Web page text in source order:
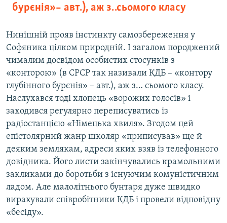
бурєнія» – авт.), аж з… сьомого класу
Нинішній прояв інстинкту самозбереження у
Софяника цілком природній. І загалом породжений
чималим досвідом особистих стосунків з
«конторою» (в СРСР так називали КДБ – «контору
глубінного бурєнія» – авт.), аж з… сьомого класу.
Наслухався тоді хлопець «ворожих голосів» і
заходився регулярно переписуватись із
радіостанцією «Німецька хвиля». Згодом цей
епістолярний жанр школяр «приписував» ще й
деяким землякам, адреси яких взяв із телефонного
довідника. Його листи закінчувались крамольними
закликами до боротьби з існуючим комуністичним
ладом. Але малолітнього бунтаря дуже швидко
вирахували співробітники КДБ і провели відповідну
«бесіду».